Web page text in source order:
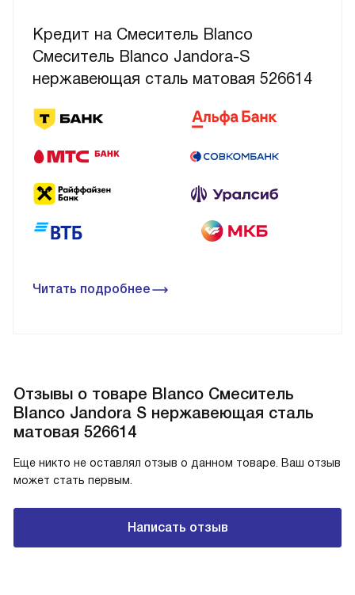
Кредит на Смеситель Blanco
Смеситель Blanco Jandora-S
нержавеющая сталь матовая 526614
Читать подробнее
Отзывы о товаре Blanco Смеситель
Blanco Jandora S нержавеющая сталь
матовая 526614
Еще никто не оставлял отзыв о данном товаре. Ваш отзыв
может стать первым.
Написать отзыв